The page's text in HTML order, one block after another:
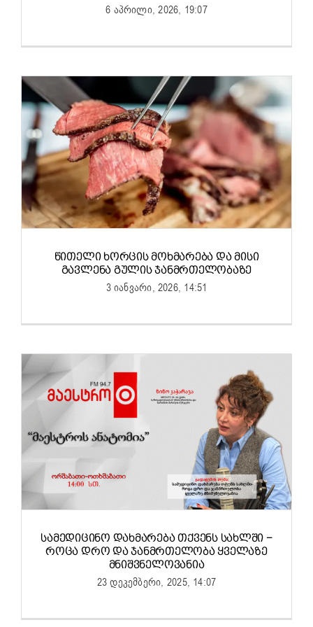
6 აპრილი, 2026, 19:07
ᲬᲘᲗᲔᲚᲘ ᲮᲝᲠᲪᲘᲡ ᲛᲝᲮᲛᲐᲠᲔᲑᲐ ᲓᲐ ᲛᲘᲡᲘ
ᲒᲐᲕᲚᲔᲜᲐ ᲒᲣᲚᲘᲡ ᲯᲐᲜᲛᲠᲗᲔᲚᲝᲑᲐᲖᲔ
3 იანვარი, 2026, 14:51
ᲡᲐᲛᲔᲓᲘᲪᲘᲜᲝ ᲓᲐᲮᲛᲐᲠᲔᲑᲐ ᲗᲥᲕᲔᲜᲡ ᲡᲐᲮᲚᲨᲘ −
ᲠᲝᲪᲐ ᲓᲠᲝ ᲓᲐ ᲯᲐᲜᲛᲠᲗᲔᲚᲝᲑᲐ ᲧᲕᲔᲚᲐᲖᲔ
ᲛᲜᲘᲨᲕᲜᲔᲚᲝᲕᲐᲜᲘᲐ
23 დეკემბერი, 2025, 14:07